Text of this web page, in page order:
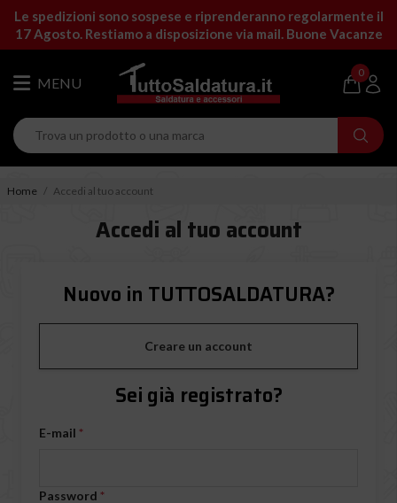
Le spedizioni sono sospese e riprenderanno regolarmente il
17 Agosto. Restiamo a disposizione via mail. Buone Vacanze
0
Home Accedi al tuo account
Accedi al tuo account
Nuovo in TUTTOSALDATURA?
Creare un account
Sei già registrato?
E-mail
Password